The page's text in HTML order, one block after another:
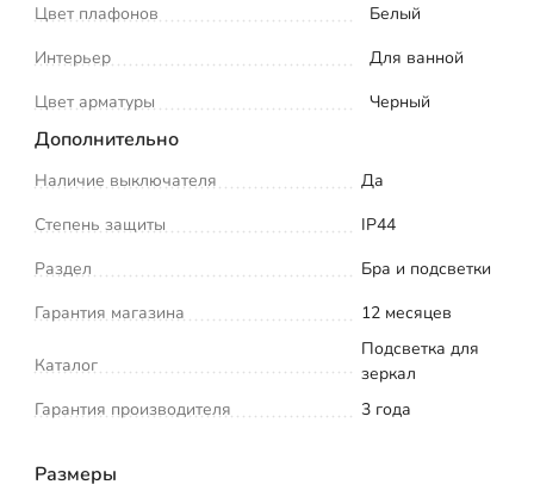
Цвет плафонов
Белый
Интерьер
Для ванной
Цвет арматуры
Черный
Дополнительно
Наличие выключателя
Да
Степень защиты
IP44
Раздел
Бра и подсветки
Гарантия магазина
12 месяцев
Каталог
Подсветка для
зеркал
Гарантия производителя
3 года
Размеры